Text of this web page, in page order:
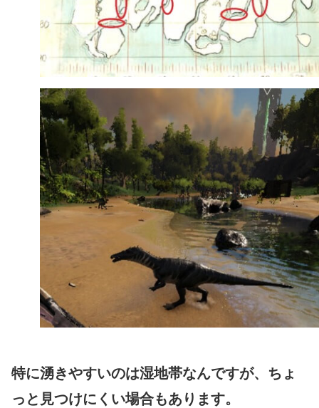
特に湧きやすいのは湿地帯なんですが、ちょ
っと見つけにくい場合もあります。